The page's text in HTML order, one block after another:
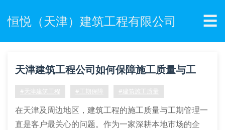
恒悦（天津）建筑工程有限公司 ☰
天津建筑工程公司如何保障施工质量与工
期？
#天津建筑工程 #工期保障 #建筑施工质量
在天津及周边地区，建筑工程的施工质量与工期管理一
直是客户最关心的问题。作为一家深耕本地市场的企